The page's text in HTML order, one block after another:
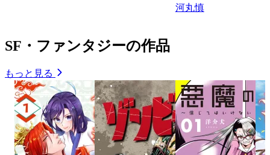
河丸慎
SF・ファンタジーの作品
もっと見る